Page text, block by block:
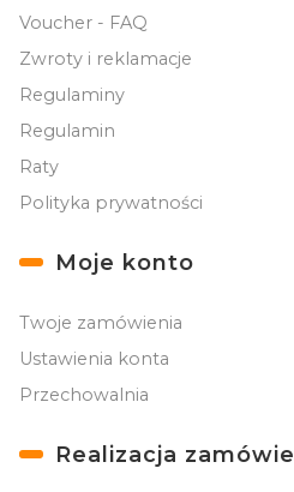
Voucher - FAQ
Zwroty i reklamacje
Regulaminy
Regulamin
Raty
Polityka prywatności
Moje konto
Twoje zamówienia
Ustawienia konta
Przechowalnia
Realizacja